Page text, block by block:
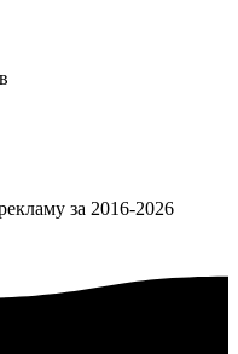
за 2016-2026